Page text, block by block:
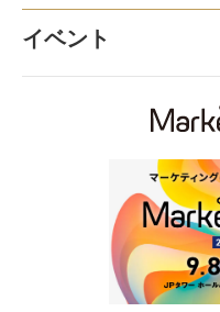
イベント